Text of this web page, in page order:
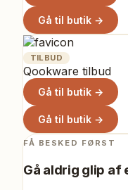
Gå til butik →
TILBUD
Qookware tilbud
Gå til butik →
Gå til butik →
FÅ BESKED FØRST
Gå aldrig glip af